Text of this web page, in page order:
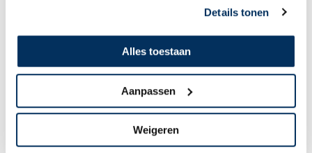
Details tonen
Alles toestaan
Aanpassen
Weigeren